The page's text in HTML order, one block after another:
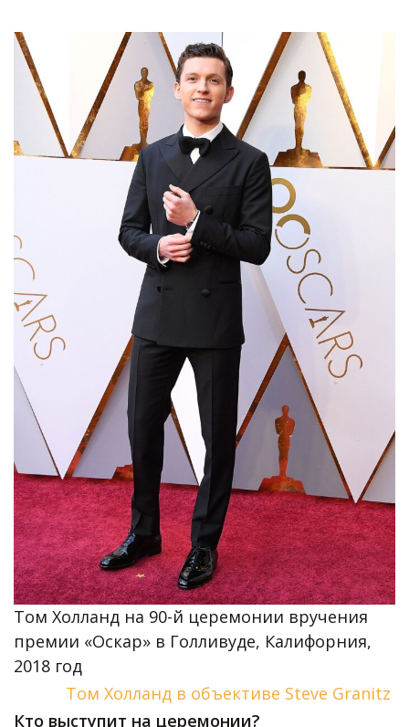
Том Холланд на 90-й церемонии вручения
премии «Оскар» в Голливуде, Калифорния,
2018 год
Том Холланд в объективе Steve Granitz
Кто выступит на церемонии?